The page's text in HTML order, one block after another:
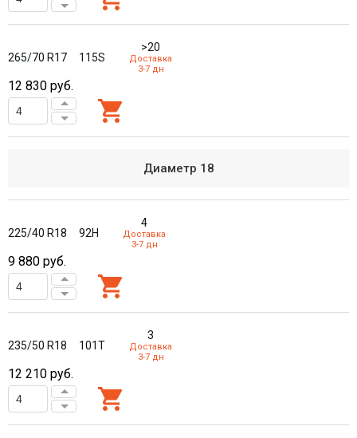
265/70 R17 115S
>20
Доставка
3-7 дн
12 830 руб.
Диаметр 18
225/40 R18 92H
4
Доставка
3-7 дн
9 880 руб.
235/50 R18 101T
3
Доставка
3-7 дн
12 210 руб.